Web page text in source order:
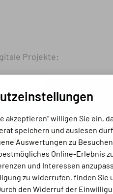
Projekte:
akzeptieren” willigen Sie ein,
speichern und auslesen
Aus­wertungen zu
Online-Erlebnis
und Inte­ressen
zu widerrufen, finden Sie
den Widerruf der